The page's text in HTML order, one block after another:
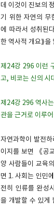
데 이것이 진보의
기 위한 자연의 무
에 따라서 성취된
한 역사적 개요⟫을
제24강 296 이런
고, 비코는 신의 시
제24강 296 역사
관을 근거로 이루
자연과학이 발전
이지를 보면 《공
양 사람들이 교육
면 1. 사회는 인민
전히 인류를 완성
을 개발할 수 있게